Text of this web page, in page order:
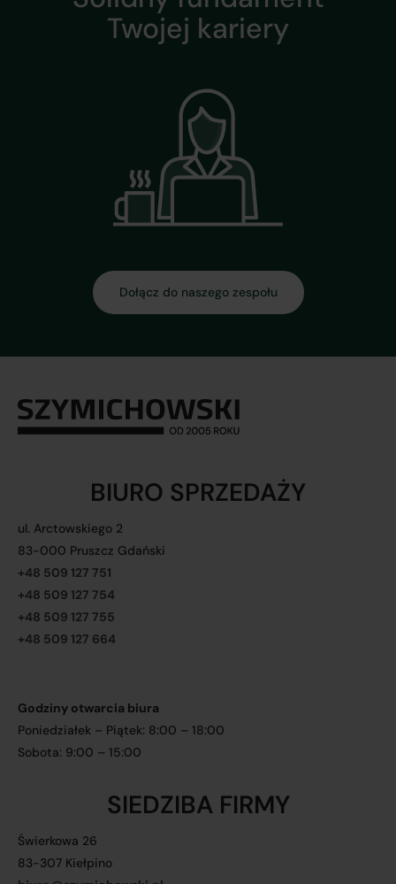
BIURO SPRZEDAŻY
ul. Arctowskiego 2
83-000 Pruszcz Gdański
+48 509 127 751
+48 509 127 754
+48 509 127 755
+48 509 127 664
Godziny otwarcia biura
Poniedziałek – Piątek: 8:00 – 18:00
Sobota: 9:00 – 15:00
SIEDZIBA FIRMY
Świerkowa 26
83-307 Kiełpino
Twojej kariery
Dołącz do naszego zespołu